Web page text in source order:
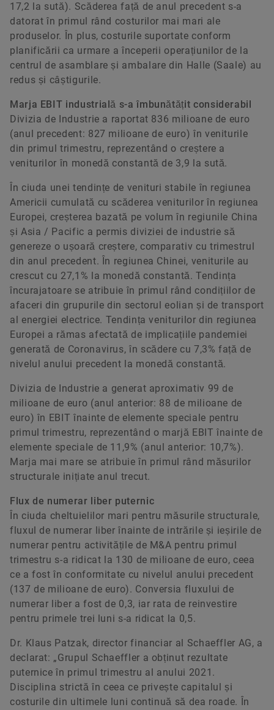
17,2 la sută). Scăderea față de anul precedent s-a
datorat în primul rând costurilor mai mari ale
produselor. În plus, costurile suportate conform
planificării ca urmare a începerii operațiunilor de la
centrul de asamblare și ambalare din Halle (Saale) au
redus și câștigurile.
Marja EBIT industrială s-a îmbunătățit considerabil
Divizia de Industrie a raportat 836 milioane de euro
(anul precedent: 827 milioane de euro) în veniturile
din primul trimestru, reprezentând o creștere a
veniturilor în monedă constantă de 3,9 la sută.
În ciuda unei tendințe de venituri stabile în regiunea
Americii cumulată cu scăderea veniturilor în regiunea
Europei, creșterea bazată pe volum în regiunile China
și Asia / Pacific a permis diviziei de industrie să
genereze o ușoară creștere, comparativ cu trimestrul
din anul precedent. În regiunea Chinei, veniturile au
crescut cu 27,1% la monedă constantă. Tendința
încurajatoare se atribuie în primul rând condițiilor de
afaceri din grupurile din sectorul eolian și de transport
al energiei electrice. Tendința veniturilor din regiunea
Europei a rămas afectată de implicațiile pandemiei
generată de Coronavirus, în scădere cu 7,3% față de
nivelul anului precedent la monedă constantă.
Divizia de Industrie a generat aproximativ 99 de
milioane de euro (anul anterior: 88 de milioane de
euro) în EBIT înainte de elemente speciale pentru
primul trimestru, reprezentând o marjă EBIT înainte de
elemente speciale de 11,9% (anul anterior: 10,7%).
Marja mai mare se atribuie în primul rând măsurilor
structurale inițiate anul trecut.
Flux de numerar liber puternic
În ciuda cheltuielilor mari pentru măsurile structurale,
fluxul de numerar liber înainte de intrările și ieșirile de
numerar pentru activitățile de M&A pentru primul
trimestru s-a ridicat la 130 de milioane de euro, ceea
ce a fost în conformitate cu nivelul anului precedent
(137 de milioane de euro). Conversia fluxului de
numerar liber a fost de 0,3, iar rata de reinvestire
pentru primele trei luni s-a ridicat la 0,5.
Dr. Klaus Patzak, director financiar al Schaeffler AG, a
declarat: „Grupul Schaeffler a obținut rezultate
puternice în primul trimestru al anului 2021.
Disciplina strictă în ceea ce privește capitalul și
costurile din ultimele luni continuă să dea roade. În